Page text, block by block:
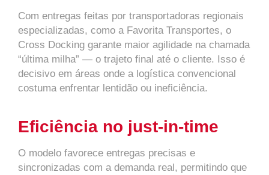
Com entregas feitas por transportadoras regionais
especializadas, como a Favorita Transportes, o
Cross Docking garante maior agilidade na chamada
“última milha” — o trajeto final até o cliente. Isso é
decisivo em áreas onde a logística convencional
costuma enfrentar lentidão ou ineficiência.
Eficiência no just-in-time
O modelo favorece entregas precisas e
sincronizadas com a demanda real, permitindo que